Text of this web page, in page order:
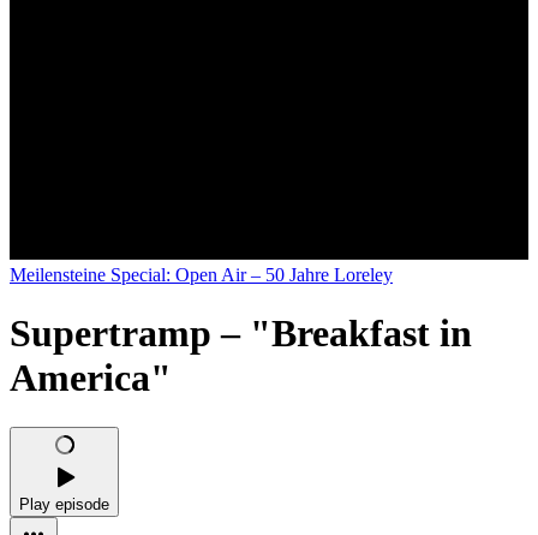
Meilensteine Special: Open Air – 50 Jahre Loreley
Supertramp – "Breakfast in
America"
Play episode